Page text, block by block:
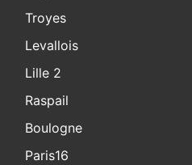
Troyes
Levallois
Lille 2
Raspail
Boulogne
Paris16